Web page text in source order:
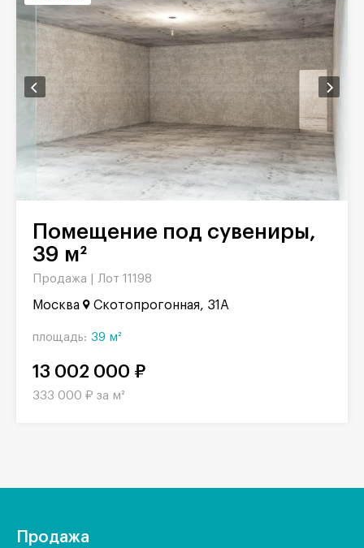
Помещение под сувениры,
39 м²
Продажа | Лот 11198
Москва Скотопрогонная, 31А
площадь: 39 м²
13 002 000 ₽
333 000 ₽ за м²
Продажа